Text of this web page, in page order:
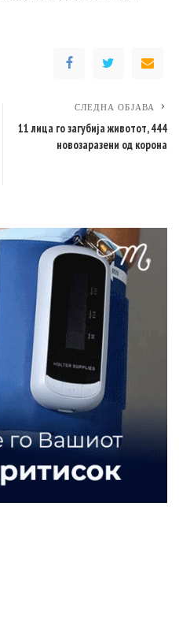
СЛЕДНА ОБЈАВА
11 лица го загубија животот, 444
новозаразени од корона